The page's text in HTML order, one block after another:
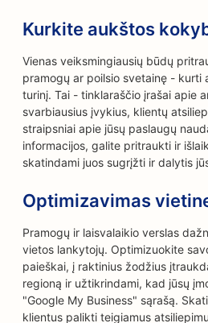
Kurkite aukštos
Vienas veiksmingiausių būdų
pramogų ar poilsio svetainę - kurti
turinį. Tai - tinklaraščio įrašai apie
svarbiausius įvykius, klientų
straipsniai apie jūsų paslaugų
informacijos, galite pritraukti ir
skatindami juos sugrįžti ir dalytis
Optimizavimas
Pramogų ir laisvalaikio verslas
vietos lankytojų. Optimizuokite
paieškai, į raktinius žodžius
regioną ir užtikrindami, kad jūsų
"Google My Business" sąrašą.
klientus palikti teigiamus